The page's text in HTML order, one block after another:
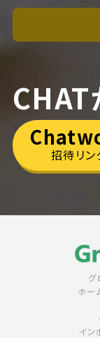
CHAT
招待リン
グ
ホー
イン